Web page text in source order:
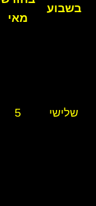
בשבוע
מאי
שלישי 5